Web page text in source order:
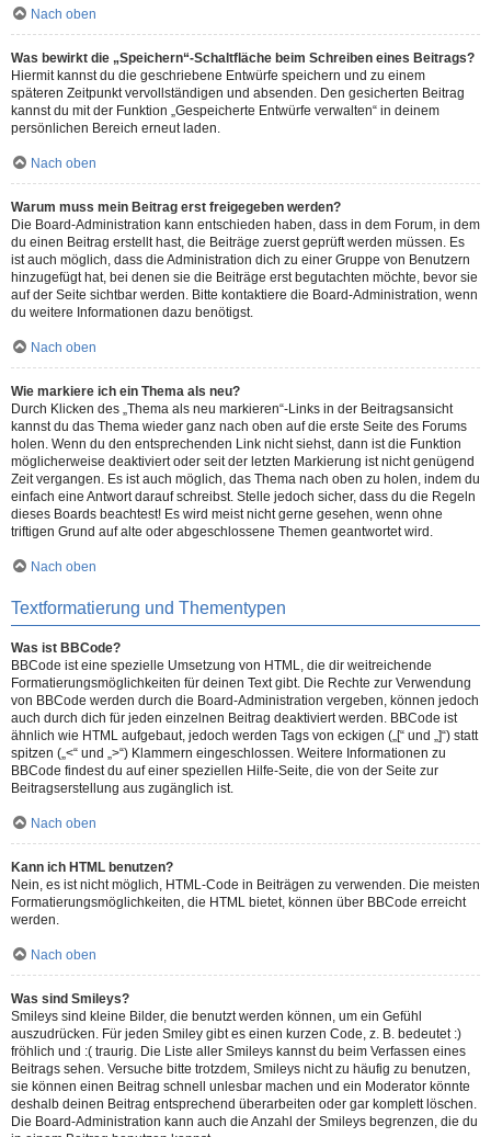
Nach oben
Was bewirkt die „Speichern“-Schaltfläche beim Schreiben eines Beitrags?
Hiermit kannst du die geschriebene Entwürfe speichern und zu einem
späteren Zeitpunkt vervollständigen und absenden. Den gesicherten Beitrag
kannst du mit der Funktion „Gespeicherte Entwürfe verwalten“ in deinem
persönlichen Bereich erneut laden.
Nach oben
Warum muss mein Beitrag erst freigegeben werden?
Die Board-Administration kann entschieden haben, dass in dem Forum, in dem
du einen Beitrag erstellt hast, die Beiträge zuerst geprüft werden müssen. Es
ist auch möglich, dass die Administration dich zu einer Gruppe von Benutzern
hinzugefügt hat, bei denen sie die Beiträge erst begutachten möchte, bevor sie
auf der Seite sichtbar werden. Bitte kontaktiere die Board-Administration, wenn
du weitere Informationen dazu benötigst.
Nach oben
Wie markiere ich ein Thema als neu?
Durch Klicken des „Thema als neu markieren“-Links in der Beitragsansicht
kannst du das Thema wieder ganz nach oben auf die erste Seite des Forums
holen. Wenn du den entsprechenden Link nicht siehst, dann ist die Funktion
möglicherweise deaktiviert oder seit der letzten Markierung ist nicht genügend
Zeit vergangen. Es ist auch möglich, das Thema nach oben zu holen, indem du
einfach eine Antwort darauf schreibst. Stelle jedoch sicher, dass du die Regeln
dieses Boards beachtest! Es wird meist nicht gerne gesehen, wenn ohne
triftigen Grund auf alte oder abgeschlossene Themen geantwortet wird.
Nach oben
Textformatierung und Thementypen
Was ist BBCode?
BBCode ist eine spezielle Umsetzung von HTML, die dir weitreichende
Formatierungsmöglichkeiten für deinen Text gibt. Die Rechte zur Verwendung
von BBCode werden durch die Board-Administration vergeben, können jedoch
auch durch dich für jeden einzelnen Beitrag deaktiviert werden. BBCode ist
ähnlich wie HTML aufgebaut, jedoch werden Tags von eckigen („[“ und „]“) statt
spitzen („<“ und „>“) Klammern eingeschlossen. Weitere Informationen zu
BBCode findest du auf einer speziellen Hilfe-Seite, die von der Seite zur
Beitragserstellung aus zugänglich ist.
Nach oben
Kann ich HTML benutzen?
Nein, es ist nicht möglich, HTML-Code in Beiträgen zu verwenden. Die meisten
Formatierungsmöglichkeiten, die HTML bietet, können über BBCode erreicht
werden.
Nach oben
Was sind Smileys?
Smileys sind kleine Bilder, die benutzt werden können, um ein Gefühl
auszudrücken. Für jeden Smiley gibt es einen kurzen Code, z. B. bedeutet :)
fröhlich und :( traurig. Die Liste aller Smileys kannst du beim Verfassen eines
Beitrags sehen. Versuche bitte trotzdem, Smileys nicht zu häufig zu benutzen,
sie können einen Beitrag schnell unlesbar machen und ein Moderator könnte
deshalb deinen Beitrag entsprechend überarbeiten oder gar komplett löschen.
Die Board-Administration kann auch die Anzahl der Smileys begrenzen, die du